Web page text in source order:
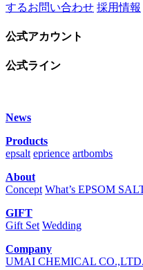
するお問い合わせ 採用情報
公式アカウント
公式ライン
News
Products
epsalt eprience artbombs
About
Concept What’s EPSOM
GIFT
Gift Set Wedding
Company
UMAI CHEMICAL CO.,LTD.